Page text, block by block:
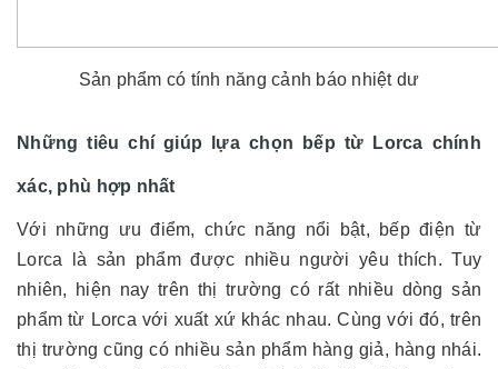
Sản phẩm có tính năng cảnh báo nhiệt dư
Những tiêu chí giúp lựa chọn bếp từ Lorca chính
xác, phù hợp nhất
Với những ưu điểm, chức năng nổi bật, bếp điện từ
Lorca là sản phẩm được nhiều người yêu thích. Tuy
nhiên, hiện nay trên thị trường có rất nhiều dòng sản
phẩm từ Lorca với xuất xứ khác nhau. Cùng với đó, trên
thị trường cũng có nhiều sản phẩm hàng giả, hàng nhái.